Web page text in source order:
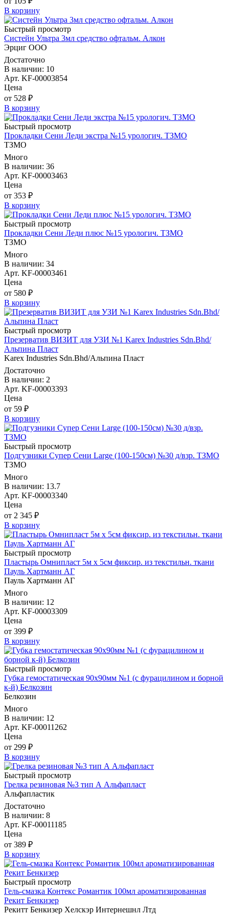
В корзину
Быстрый просмотр
Систейн Ультра 3мл средство офтальм. Алкон
Эрциг ООО
Достаточно
В наличии: 10
Арт. KF-00003854
Цена
от 528 ₽
В корзину
Быстрый просмотр
Прокладки Сени Леди экстра №15 урологич. ТЗМО
ТЗМО
Много
В наличии: 36
Арт. KF-00003463
Цена
от 353 ₽
В корзину
Быстрый просмотр
Прокладки Сени Леди плюс №15 урологич. ТЗМО
ТЗМО
Много
В наличии: 34
Арт. KF-00003461
Цена
от 580 ₽
В корзину
Быстрый просмотр
Презерватив ВИЗИТ для УЗИ №1 Karex Industries Sdn.Bhd/
Альпина Пласт
Karex Industries Sdn.Bhd/Альпина Пласт
Достаточно
В наличии: 2
Арт. KF-00003393
Цена
от 59 ₽
В корзину
Быстрый просмотр
Подгузники Супер Сени Large (100-150см) №30 д/взр. ТЗМО
ТЗМО
Много
В наличии: 13.7
Арт. KF-00003340
Цена
от 2 345 ₽
В корзину
Быстрый просмотр
Пластырь Омнипласт 5м х 5см фиксир. из текстильн. ткани
Пауль Хартманн AГ
Пауль Хартманн AГ
Много
В наличии: 12
Арт. KF-00003309
Цена
от 399 ₽
В корзину
Быстрый просмотр
Губка гемостатическая 90х90мм №1 (с фурацилином и борной
к-й) Белкозин
Белкозин
Много
В наличии: 12
Арт. KF-00011262
Цена
от 299 ₽
В корзину
Быстрый просмотр
Грелка резиновая №3 тип А Альфапласт
Альфапластик
Достаточно
В наличии: 8
Арт. KF-00011185
Цена
от 389 ₽
В корзину
Быстрый просмотр
Гель-смазка Контекс Романтик 100мл ароматизированная
Рекит Бенкизер
Рекитт Бенкизер Хелскэр Интернешнл Лтд